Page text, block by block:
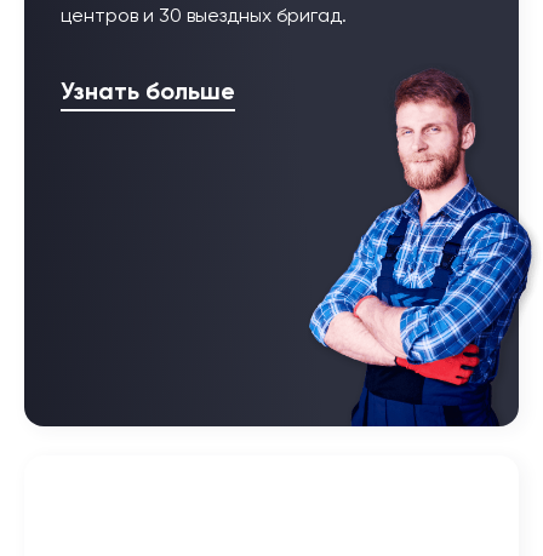
центров и 30 выездных бригад.
Узнать больше